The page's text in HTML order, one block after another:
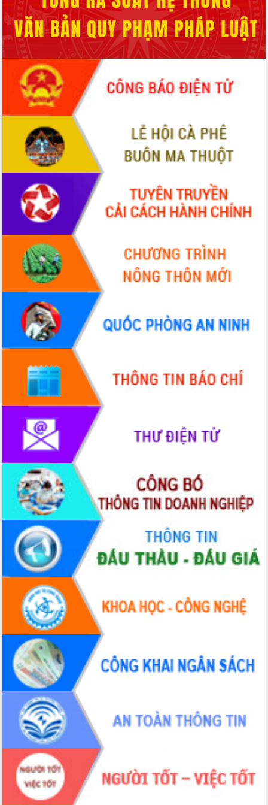
du khách thông qua Hệ thống cơ sở dữ
liệu và Bản đồ số
Tập huấn ứng dụng trí tuệ nhân tạo (AI)
trong thương mại điện tử năm 2026
Đoàn đại biểu Quốc hội tỉnh Đắk Lắk
trao đổi thông tin trước Kỳ họp thứ
nhất, Quốc hội khóa XVI
Quyết liệt cải cách hành chính, khơi
thông nguồn lực phát triển
Nâng cao hiệu lực, hiệu quả HĐND
tỉnh thông qua hiện đại hóa hành chính
Xã Ea Phê gắn cải cách hành chính với
chuyển đổi số
Phó Chủ tịch Thường trực UBND tỉnh
Hồ Thị Nguyên Thảo làm việc tại Trung
tâm Phục vụ hành chính công xã Ea
Phê
Xây dựng nền hành chính số đồng
hành cùng nông dân dân, doanh nghiệp
Giai đoạn 2026-2030, Đắk Lắk phấn
đấu có 77% xã đạt chuẩn nông thôn
Chuyển đổi số 'mở đường' cho nông
nghiệp Đắk Lắk tăng trưởng bứt phá
Triển khai đồng bộ đo đạc, lập hồ sơ
địa chính, hoàn thiện cơ sở dữ liệu đất
đai
Ứng dụng sinh trắc học - Bước tiến
trong hành trình chuyển đổi số tại Đắk
Đắk Lắk nâng cao hiệu quả công tác
Đảng từ Sổ tay đảng viên điện tử
Đắk Lắk đẩy mạnh nuôi biển công
nghệ, hướng tới phát triển thủy sản
bền vững
Tập huấn nâng cao năng lực triển khai
chuyển đổi số cho cán bộ, công chức
cấp xã
Đắk Lắk phát động hưởng ứng Ngày
Quyền của người tiêu dùng Việt Nam
2026
Đẩy mạnh cải cách hành chính, quyết
tâm đạt được mục tiêu tăng trưởng
hai con số trong năm 2026
Tổ chức trang trọng Lễ hội Đền thờ
Lương Văn Chánh năm 2026
Phó Bí thư Tỉnh ủy Đắk Lắk Đỗ Hữu
Huy giữ chức Bí thư Đảng ủy Ủy Ban
Nhân dân tỉnh
Bệnh án điện tử thúc đẩy chuyển đổi
số y tế tại Đắk Lắk
Chuyển đổi số thư viện: Mở rộng
không gian tri thức trong thời đại số
Đánh giá, rút kinh nghiệm công tác tổ
chức diễn tập trước ngày bầu cử
Chương trình “Gặp gỡ hữu nghị –
Friendship Meeting New Year 2026”
Bầu cử Quốc hội và HĐND: Cử tri Đắk
Lắk gửi gắm niềm tin, kỳ vọng vào lá
phiếu
Đắk Lắk sẵn sàng các điều kiện cho